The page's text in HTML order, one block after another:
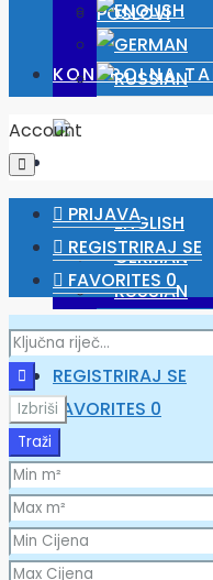
POSLOVI
KONTROLNA
PRIJAVA
REGISTRIRAJ SE
FAVORITES 0
Account
PRIJAVA
REGISTRIRAJ SE
FAVORITES 0
Izbriši
Traži